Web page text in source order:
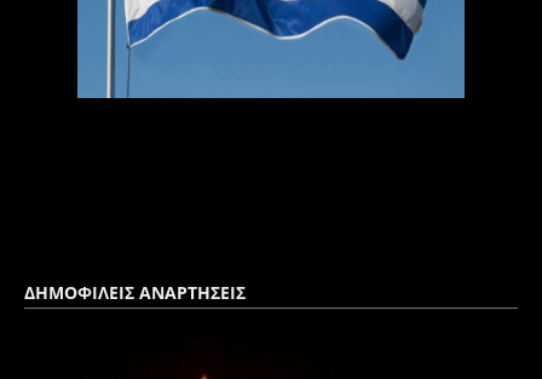
ΔΗΜΟΦΙΛΕΙΣ ΑΝΑΡΤΗΣΕΙΣ